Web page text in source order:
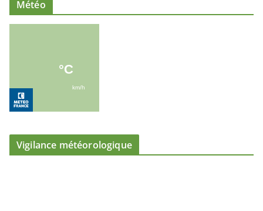
Météo
Vigilance météorologique